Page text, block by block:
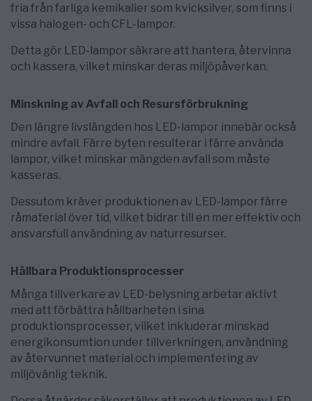
fria från farliga kemikalier som kvicksilver, som finns i
vissa halogen- och CFL-lampor.
Detta gör LED-lampor säkrare att hantera, återvinna
och kassera, vilket minskar deras miljöpåverkan.
Minskning av Avfall och Resursförbrukning
Den längre livslängden hos LED-lampor innebär också
mindre avfall. Färre byten resulterar i färre använda
lampor, vilket minskar mängden avfall som måste
kasseras.
Dessutom kräver produktionen av LED-lampor färre
råmaterial över tid, vilket bidrar till en mer effektiv och
ansvarsfull användning av naturresurser.
Hållbara Produktionsprocesser
Många tillverkare av LED-belysning arbetar aktivt
med att förbättra hållbarheten i sina
produktionsprocesser, vilket inkluderar minskad
energikonsumtion under tillverkningen, användning
av återvunnet material och implementering av
miljövänlig teknik.